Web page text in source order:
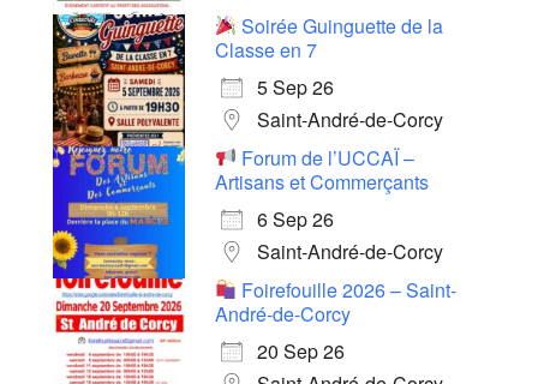
Soirée Guinguette de la
Classe en 7
5 Sep 26
Saint-André-de-Corcy
Forum de l’UCCAÏ –
Artisans et Commerçants
6 Sep 26
Saint-André-de-Corcy
Foirefouille 2026 – Saint-
André-de-Corcy
20 Sep 26